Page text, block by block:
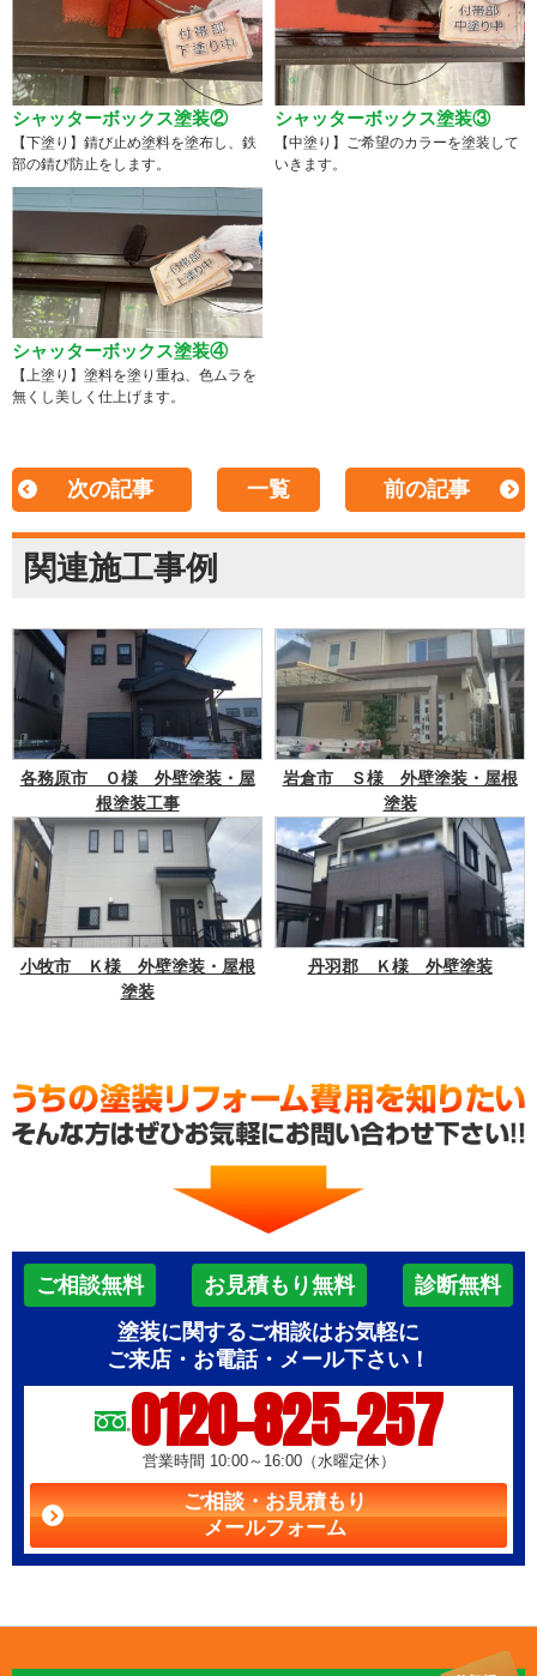
シャッターボックス塗装②
【下塗り】錆び止め塗料を塗布し、鉄
部の錆び防止をします。
シャッターボックス塗装③
【中塗り】ご希望のカラーを塗装して
いきます。
シャッターボックス塗装④
【上塗り】塗料を塗り重ね、色ムラを
無くし美しく仕上げます。
次の記事 一覧 前の記事
関連施工事例
各務原市 Ｏ様 外壁塗装・屋
根塗装工事
岩倉市 Ｓ様 外壁塗装・屋根
塗装
小牧市 Ｋ様 外壁塗装・屋根
塗装
丹羽郡 Ｋ様 外壁塗装
ご相談無料 お見積もり無料
診断無料
塗装に関するご相談はお気軽に
ご来店・お電話・メール下さい！
0120-825-257
営業時間 10:00～16:00（水曜定休）
ご相談・お見積もり
メールフォーム